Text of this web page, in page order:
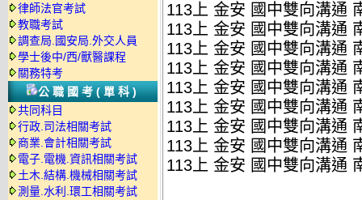
律師法官考試
教職考試
調查局.國安局.外交人員
學士後中/西/獸醫課程
關務特考
公職國考(單科)
共同科目
行政.司法相關考試
商業.會計相關考試
電子.電機.資訊相關考試
土木.結構.機械相關考試
測量.水利.環工相關考試
113上 金安 國中雙向溝通
113上 金安 國中雙向溝通
113上 金安 國中雙向溝通
113上 金安 國中雙向溝通
113上 金安 國中雙向溝通
113上 金安 國中雙向溝通
113上 金安 國中雙向溝通
113上 金安 國中雙向溝通
113上 金安 國中雙向溝通